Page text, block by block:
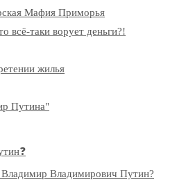
Мафия Приморья
всё-таки ворует деньги?!
жилья
Путина"
Владимирович Путин?